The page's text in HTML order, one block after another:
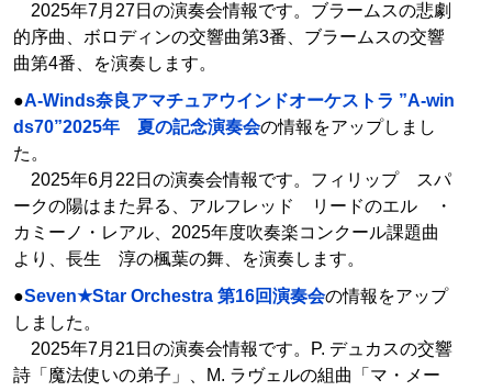
2025年7月27日の演奏会情報です。ブラームスの悲劇
的序曲、ボロディンの交響曲第3番、ブラームスの交響
曲第4番、を演奏します。
●A-Winds奈良アマチュアウインドオーケストラ ”A-win
ds70”2025年 夏の記念演奏会の情報をアップしまし
た。
2025年6月22日の演奏会情報です。フィリップ スパ
ークの陽はまた昇る、アルフレッド リードのエル ・
カミーノ・レアル、2025年度吹奏楽コンクール課題曲
より、長生 淳の楓葉の舞、を演奏します。
●Seven★Star Orchestra 第16回演奏会の情報をアップ
しました。
2025年7月21日の演奏会情報です。P. デュカスの交響
詩「魔法使いの弟子」、M. ラヴェルの組曲「マ・メー